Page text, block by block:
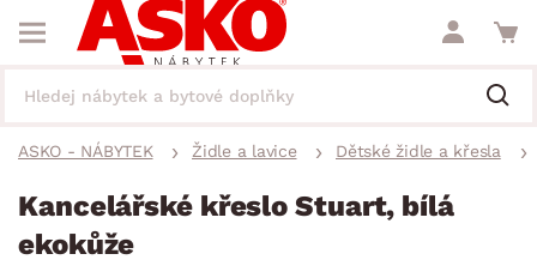
ASKO - NÁBYTEK Židle a lavice Dětské židle a křesla
Kancelářské křeslo Stuart, bílá
ekokůže